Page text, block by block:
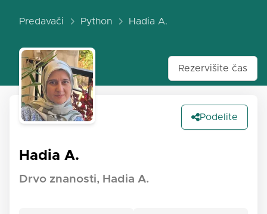
Predavači Python Hadia A.
Rezervišite čas
Podelite
Hadia A.
Drvo znanosti, Hadia A.